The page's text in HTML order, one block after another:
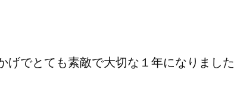
げでとても素敵で大切な１年になりました